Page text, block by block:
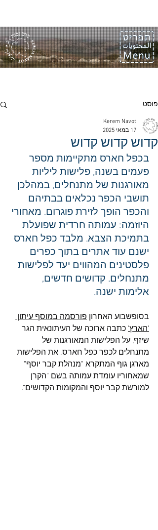
פוסט
קדוש קדוש קדוש
Kerem Navot
17 במאי 2025
בכפל חארס מתקיימות מספר
פעמים בשנה, פלישות ליליות
מאורגנות של מתנחלים, במהלכן
תושבי הכפר נכלאים בבתיהם
והכפר הופך לזירת פוגרום. מאחורי
היוזמה: עמותה חרדית שפועלת
בתמיכת הצבא. מלבד כפל חארס
ישנם עוד אתרים בתוך כפרים
פלסטינים המהווים יעד לפלישות
מתנחלים. קדושים חדשים,
אלימות ישנה.
בסופשבוע האחרון פורסמה במוסף עיתון
'הארץ' כתבה ארוכה של העיתונאית הגר
שיזף, על הפלישות המאורגנות של
מתנחלים לכפר כפל חארס. את הפלישות
מארגן גוף המתקרא "מנהלת קבר יוסף"
שמאחוריו עומדת עמותה בשם "הקרן
למורשת קבר יוסף והמקומות הקדושים".